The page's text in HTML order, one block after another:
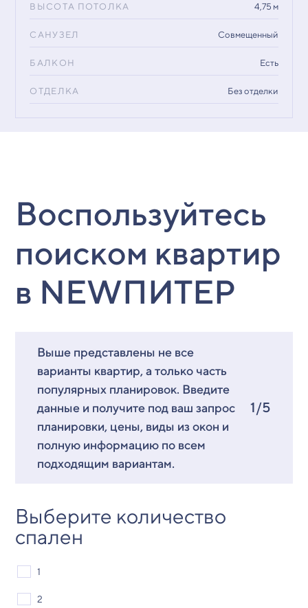
ВЫСОТА ПОТОЛКА 4,75 м
САНУЗЕЛ Совмещенный
БАЛКОН Есть
ОТДЕЛКА Без отделки
Воспользуйтесь
поиском квартир
в NEWПИТЕР
Выше представлены не все
варианты квартир, а только часть
популярных планировок. Введите
данные и получите под ваш запрос
планировки, цены, виды из окон и
полную информацию по всем
подходящим вариантам.
1/5
Выберите количество
спален
1
2